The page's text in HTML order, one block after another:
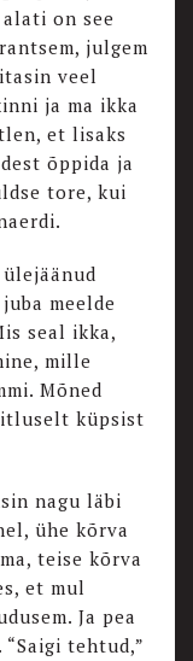
on see
julgem
veel
ja ma ikka
et lisaks
õppida ja
tore, kui
meelde
seal ikka,
mille
Mõned
küpsist
nagu läbi
ühe kõrva
teise kõrva
et mul
Ja pea
tehtud,”